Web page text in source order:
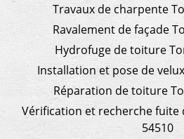
Travaux de charpente
Ravalement de façade
Hydrofuge de toiture
Installation et pose de
Réparation de toiture
Vérification et recherche
54510